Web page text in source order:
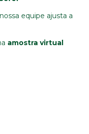
equipe ajusta a
amostra virtual